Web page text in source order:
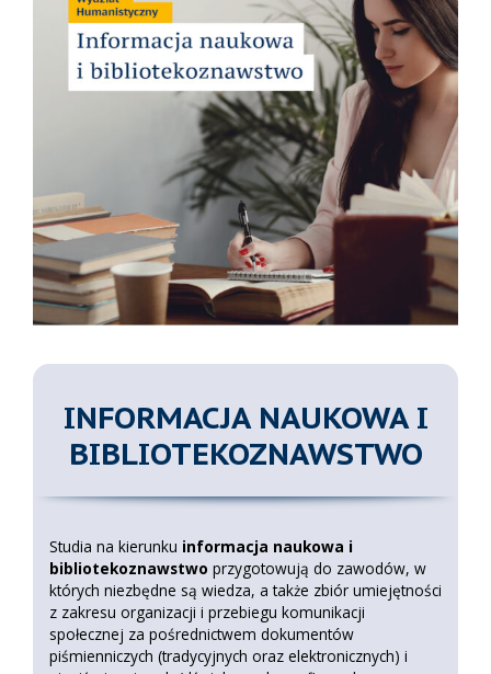
INFORMACJA NAUKOWA I
BIBLIOTEKOZNAWSTWO
Studia na kierunku informacja naukowa i
bibliotekoznawstwo przygotowują do zawodów, w
których niezbędne są wiedza, a także zbiór umiejętności
z zakresu organizacji i przebiegu komunikacji
społecznej za pośrednictwem dokumentów
piśmienniczych (tradycyjnych oraz elektronicznych) i